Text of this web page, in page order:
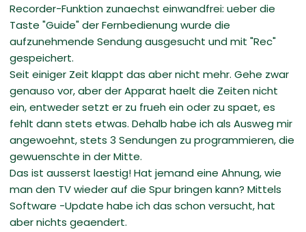
Recorder-Funktion zunaechst einwandfrei: ueber die
Taste "Guide" der Fernbedienung wurde die
aufzunehmende Sendung ausgesucht und mit "Rec"
gespeichert.
Seit einiger Zeit klappt das aber nicht mehr. Gehe zwar
genauso vor, aber der Apparat haelt die Zeiten nicht
ein, entweder setzt er zu frueh ein oder zu spaet, es
fehlt dann stets etwas. Dehalb habe ich als Ausweg mir
angewoehnt, stets 3 Sendungen zu programmieren, die
gewuenschte in der Mitte.
Das ist ausserst laestig! Hat jemand eine Ahnung, wie
man den TV wieder auf die Spur bringen kann? Mittels
Software -Update habe ich das schon versucht, hat
aber nichts geaendert.